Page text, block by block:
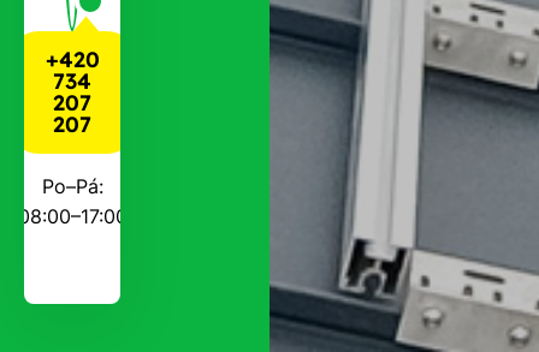
+420
734
207
207
Po–Pá:
08:00–17:00